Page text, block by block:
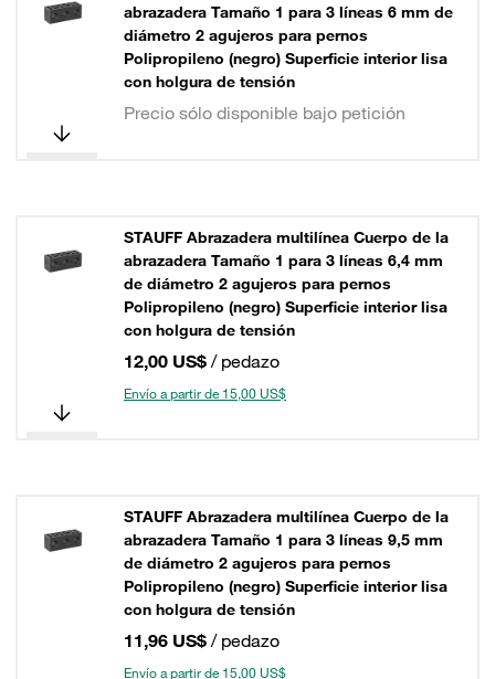
abrazadera Tamaño 1 para 3 líneas 6 mm de
diámetro 2 agujeros para pernos
Polipropileno (negro) Superficie interior lisa
con holgura de tensión
Precio sólo disponible bajo petición
STAUFF Abrazadera multilínea Cuerpo de la
abrazadera Tamaño 1 para 3 líneas 6,4 mm
de diámetro 2 agujeros para pernos
Polipropileno (negro) Superficie interior lisa
con holgura de tensión
12,00 US$ / pedazo
Envío a partir de 15,00 US$
STAUFF Abrazadera multilínea Cuerpo de la
abrazadera Tamaño 1 para 3 líneas 9,5 mm
de diámetro 2 agujeros para pernos
Polipropileno (negro) Superficie interior lisa
con holgura de tensión
11,96 US$ / pedazo
Envío a partir de 15,00 US$